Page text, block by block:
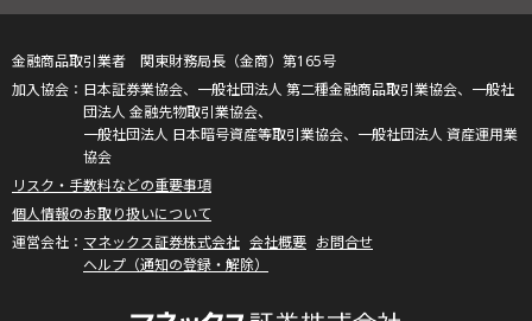
金融商品取引業者 関東財務局長（金商）第165号
日本証券業協会、一般社団法人 第二種金融商品取引業協会、一般社
団法人 金融先物取引業協会、
一般社団法人 日本暗号資産等取引業協会、一般社団法人 資産運用業
協会
リスク・手数料などの重要事項
個人情報のお取り扱いについて
マネックス証券株式会社 会社概要 お問合せ
ヘルプ（通知の登録・解除）